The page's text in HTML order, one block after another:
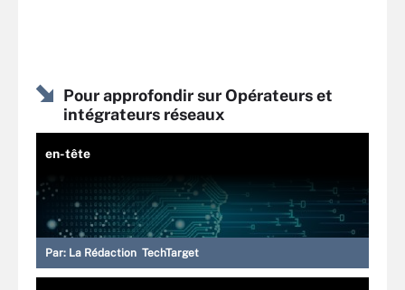
Pour approfondir sur Opérateurs et
intégrateurs réseaux
en-tête
Par: La Rédaction TechTarget